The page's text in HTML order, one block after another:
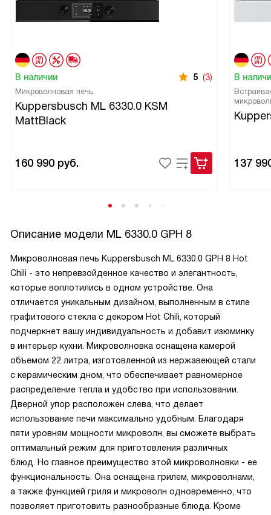
В наличии 5 (3)
Микроволновая печь
Kuppersbusch ML 6330.0 KSM
MattBlack
160 990 руб.
В
137
Описание модели ML 6330.0 GPH 8
Микроволновая печь Kuppersbusch ML 6330.0 GPH 8 Hot
Chili - это непревзойденное качество и элегантность,
которые воплотились в одном устройстве. Она
отличается уникальным дизайном, выполненным в стиле
графитового стекла с декором Hot Chili, который
подчеркнет вашу индивидуальность и добавит изюминку
в интерьер кухни. Микроволновка оснащена камерой
объемом 22 литра, изготовленной из нержавеющей стали
с керамическим дном, что обеспечивает равномерное
распределение тепла и удобство при использовании.
Дверной упор расположен слева, что делает
использование печи максимально удобным. Благодаря
пяти уровням мощности микроволн, вы сможете выбрать
оптимальный режим для приготовления различных
блюд. Но главное преимущество этой микроволновки - ее
функциональность. Она оснащена грилем, микроволнами,
а также функцией гриля и микроволн одновременно, что
позволяет приготовить разнообразные блюда. Кроме